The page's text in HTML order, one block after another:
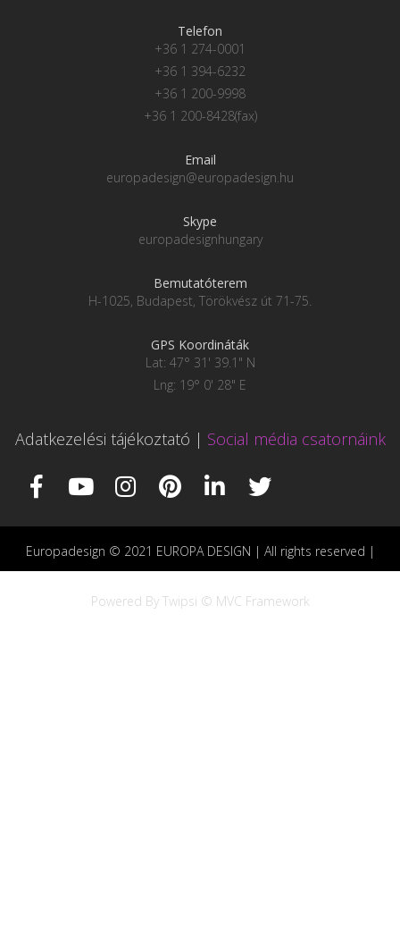
Telefon
+36 1 274-0001
+36 1 394-6232
+36 1 200-9998
+36 1 200-8428(fax)
Email
europadesign@europadesign.hu
Skype
europadesignhungary
Bemutatóterem
H-1025, Budapest, Törökvész út 71-75.
GPS Koordináták
Lat: 47° 31' 39.1" N
Lng: 19° 0' 28" E
Adatkezelési tájékoztató | Social média csatornáink
Europadesign © 2021 EUROPA DESIGN | All rights reserved |
Powered By Twipsi © MVC Framework